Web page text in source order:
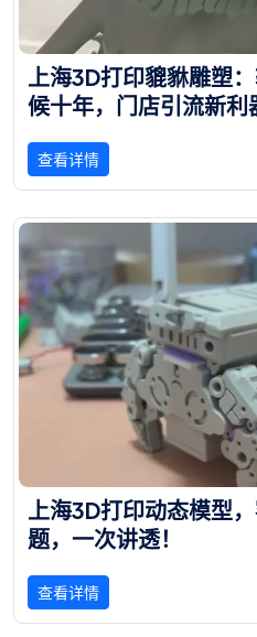
上海3D打印貔貅雕塑：
候十年， 门店引 流新利
查看详情
上海3D打印动态模型，
题， 一次讲透！
查看详情